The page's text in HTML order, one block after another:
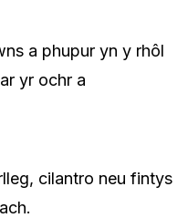
a phupur yn y rhôl
yr ochr a
cilantro neu fintys